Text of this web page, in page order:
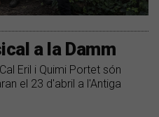
a la Damm
Eril i Quimi Portet són
el 23 d'abril a l'Antiga